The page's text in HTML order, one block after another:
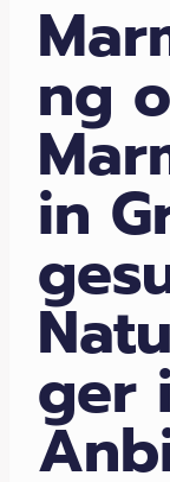
ng
in
ger